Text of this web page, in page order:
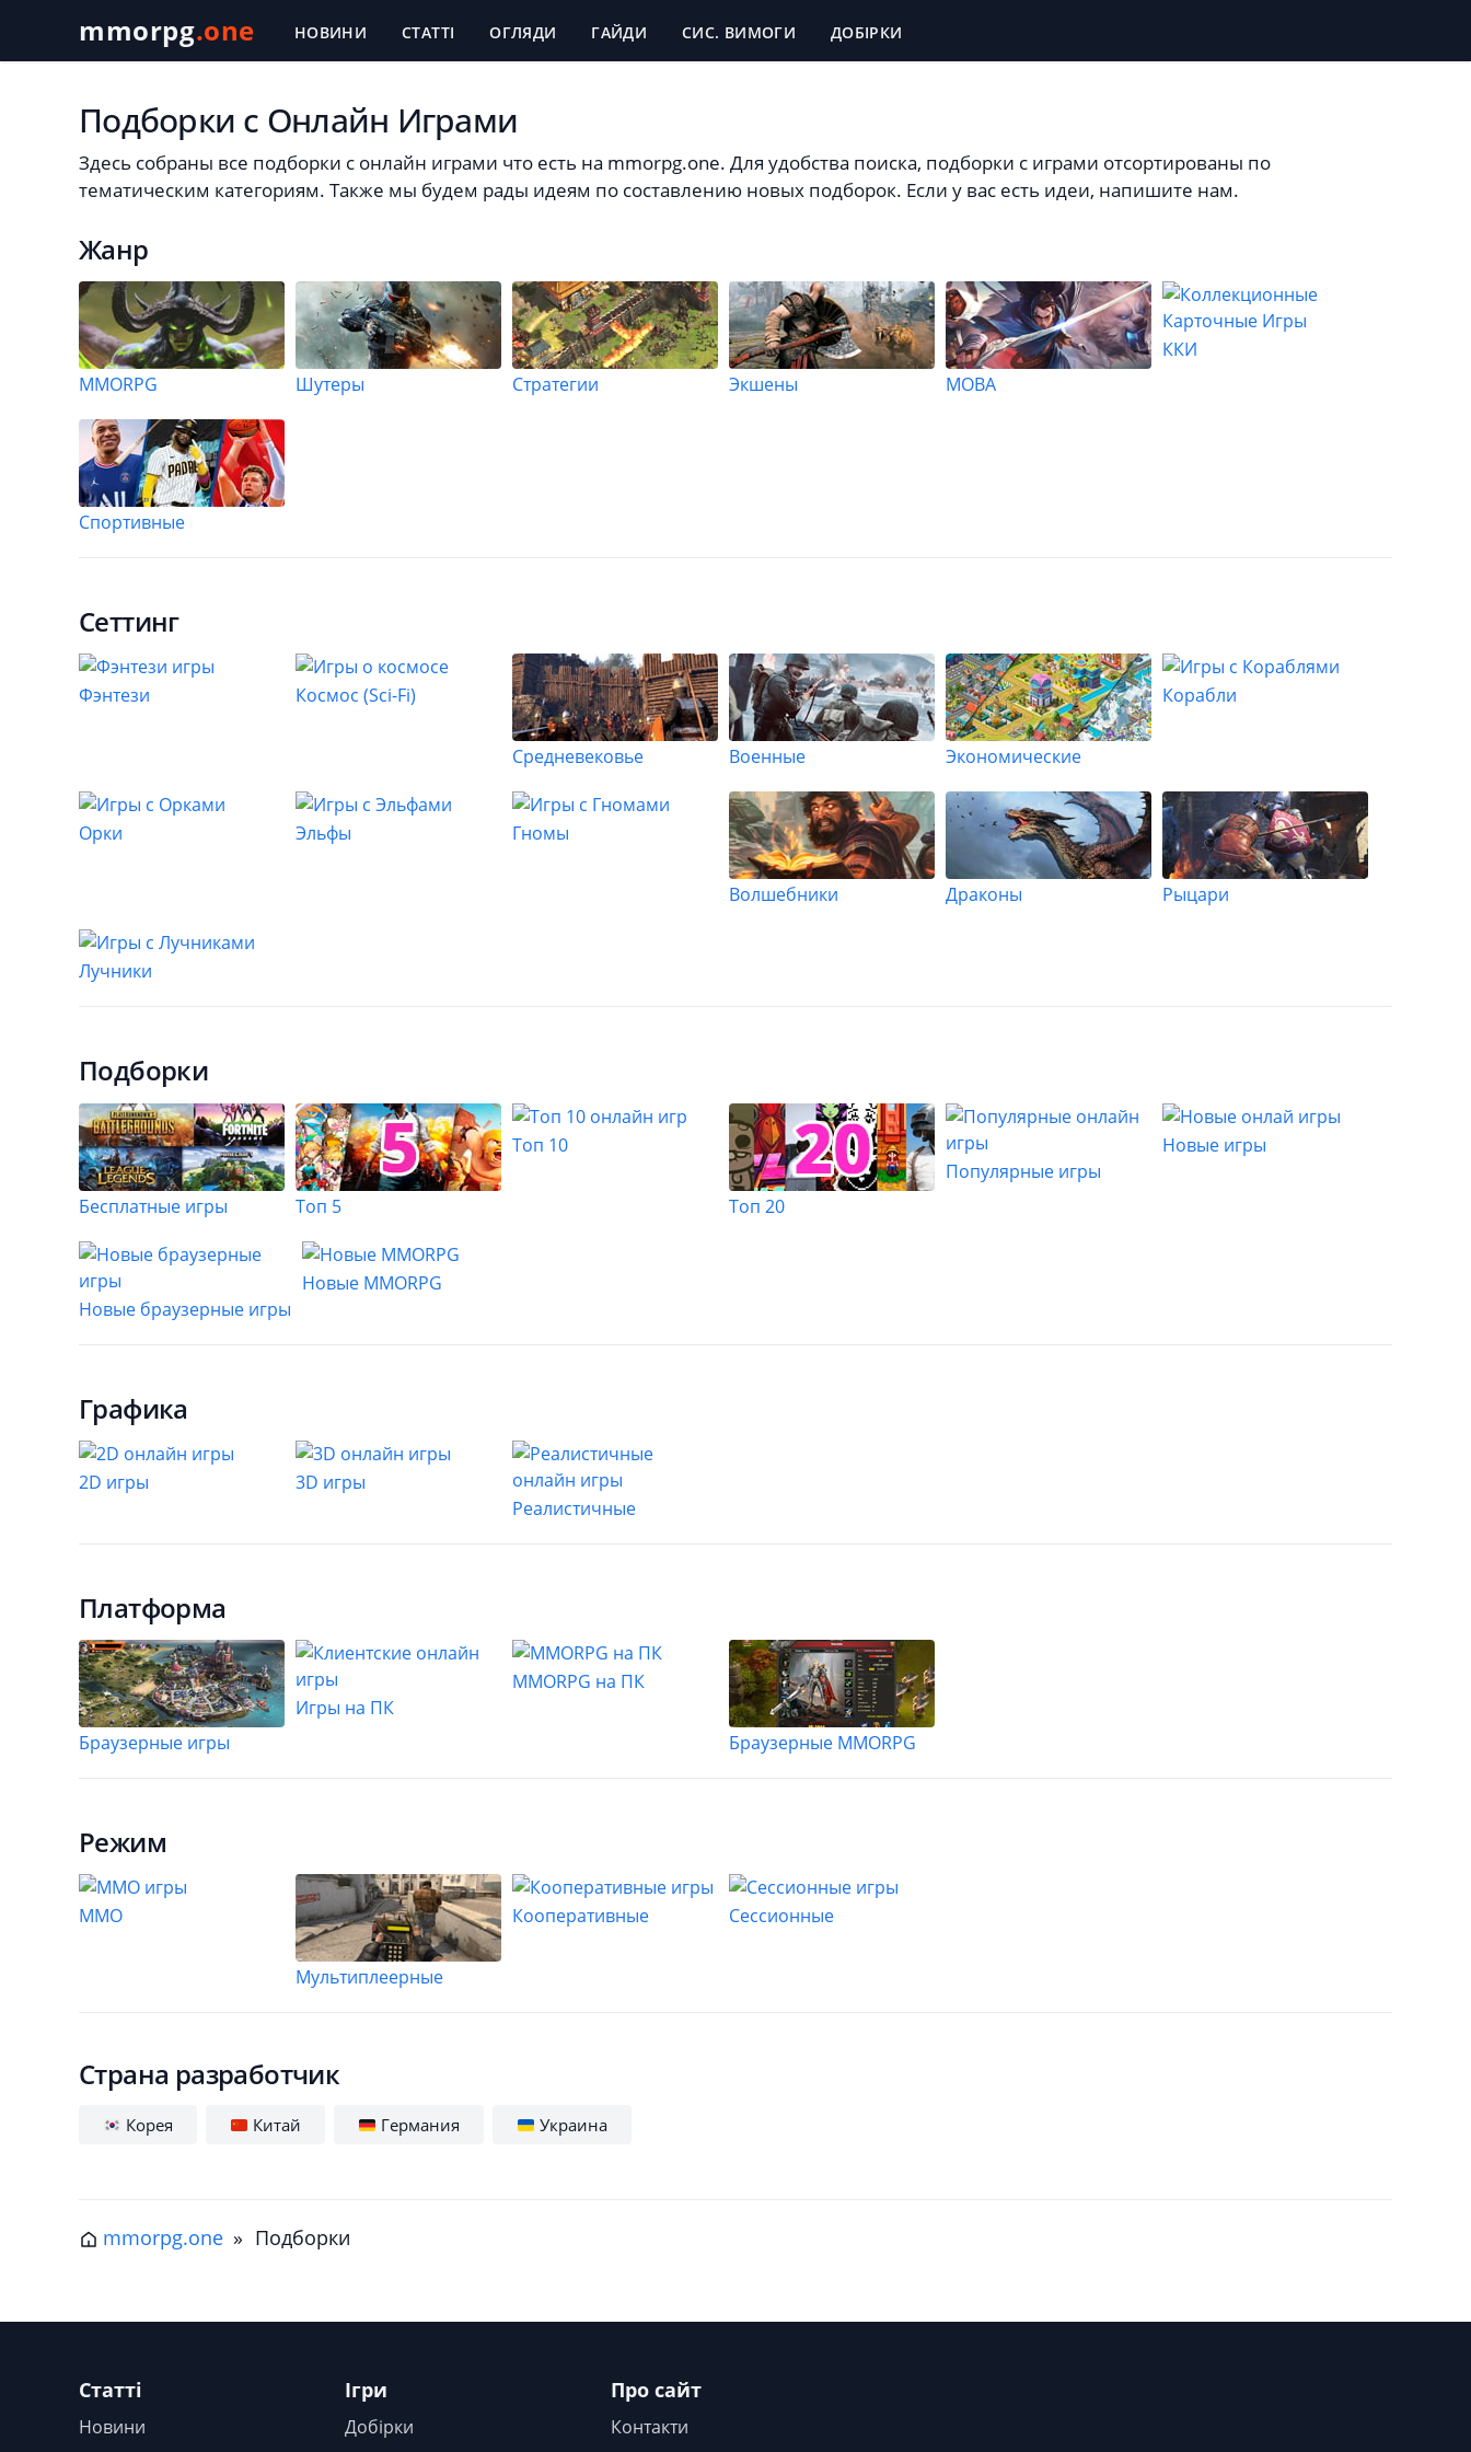
mmorpg.one НОВИНИ СТАТТІ ОГЛЯДИ ГАЙДИ СИС. ВИМОГИ ДОБІРКИ
Подборки с Онлайн Играми
Здесь собраны все подборки с онлайн играми что есть на mmorpg.one. Для удобства поиска, подборки с играми отсортированы по
тематическим категориям. Также мы будем рады идеям по составлению новых подборок. Если у вас есть идеи, напишите нам.
Жанр
MMORPG Шутеры Стратегии Экшены MOBA
ККИ
Спортивные
Сеттинг
Фэнтези Космос (Sci-Fi)
Средневековье Военные Экономические
Корабли
Орки Эльфы Гномы
Волшебники Драконы Рыцари
Лучники
Подборки
Бесплатные игры Топ 5
Топ 10
Топ 20
Популярные игры
Новые игры
Новые браузерные игры
Новые MMORPG
Графика
2D игры
3D игры
Реалистичные
Платформа
Браузерные игры
Игры на ПК
MMORPG на ПК
Браузерные MMORPG
Режим
MMO
Мультиплеерные
Кооперативные Сессионные
Страна разработчик
Корея Китай Германия Украина
mmorpg.one » Подборки
Статті
Новини
Ігри
Добірки
Про сайт
Контакти